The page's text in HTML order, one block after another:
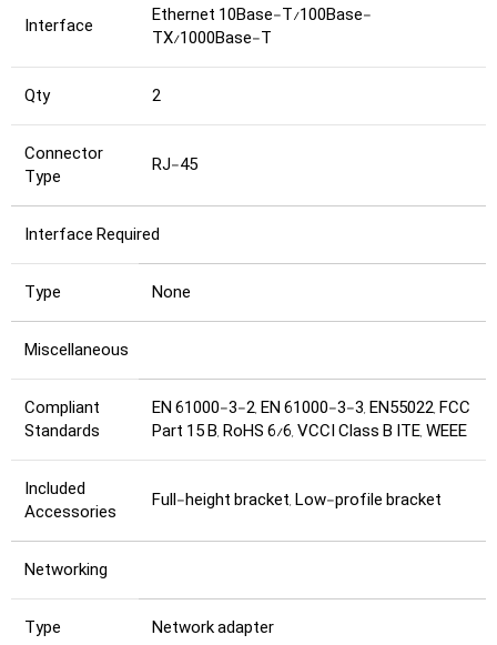
Interface Ethernet 10Base-T/100Base-
TX/1000Base-T
Qty
2
Connector
Type RJ-45
Interface Required
Type
None
Miscellaneous
Compliant
Standards
EN 61000-3-2, EN 61000-3-3, EN55022, FCC
Part 15 B, RoHS 6/6, VCCI Class B ITE, WEEE
Included
Accessories Full-height bracket, Low-profile bracket
Networking
Type
Network adapter